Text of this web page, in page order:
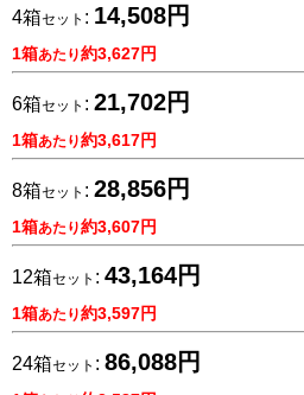
4箱セット : 14,508円
1箱あたり約3,627円
6箱セット : 21,702円
1箱あたり約3,617円
8箱セット : 28,856円
1箱あたり約3,607円
12箱セット : 43,164円
1箱あたり約3,597円
24箱セット : 86,088円